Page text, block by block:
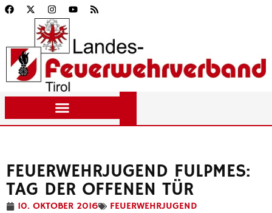
FEUERWEHRJUGEND FULPMES:
TAG DER OFFENEN TÜR
10. OKTOBER 2016
FEUERWEHRJUGEND